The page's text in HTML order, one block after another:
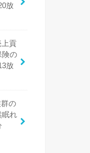
放
上貢
険の
放
の
眠れ